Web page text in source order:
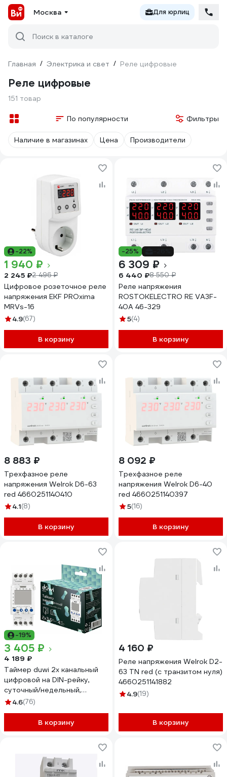
Москва Для юрлиц
Поиск в каталоге
Главная / Электрика и свет / Реле цифровые
Реле цифровые
151 товар
По популярности Фильтры
Наличие в магазинах Цена Производители
-22%
1 940 ₽
2 245 ₽2 496 ₽
Цифровое розеточное реле
напряжения EKF PROxima
MRVs-16
4.9(67)
В корзину
-25%
6 309 ₽
6 440 ₽8 550 ₽
Реле напряжения
ROSTOKELECTRO RE VA3F-
40A 46-329
5(4)
В корзину
8 883 ₽
Трехфазное реле
напряжения Welrok D6-63
red 4660251140410
4.1(8)
В корзину
8 092 ₽
Трехфазное реле
напряжения Welrok D6-40
red 4660251140397
5(16)
В корзину
-19%
3 405 ₽
4 189 ₽
Таймер duwi 2х канальный
цифровой на DIN-рейку,
суточный/недельный,
2х16А/3680Вт 25806 3
4.6(76)
В корзину
4 160 ₽
Реле напряжения Welrok D2-
63 TN red (с транзитом нуля)
4660251141882
4.9(19)
В корзину